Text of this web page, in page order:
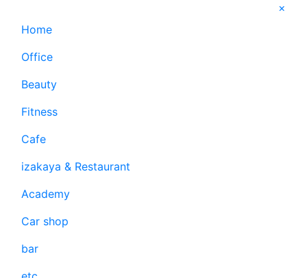
×
Home
Office
Beauty
Fitness
Cafe
izakaya & Restaurant
Academy
Car shop
bar